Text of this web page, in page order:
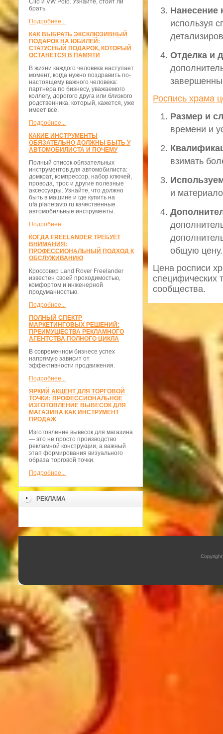
Clio и VW Polo. Узнайте, стоит ли
брать.
Подробнее...
КАК ВЫБРАТЬ ЭКСКЛЮЗИВНЫЙ
ПОДАРОК НА ЮБИЛЕЙ:
СТАТУСНЫЙ ПОДАРОК, КОТОРЫЙ
ОСТАНЕТСЯ В ПАМЯТИ
В жизни каждого человека наступает
момент, когда нужно поздравить по-
настоящему важного человека:
партнёра по бизнесу, уважаемого
коллегу, дорогого друга или близкого
родственника, который, кажется, уже
имеет всё.
Подробнее...
КАКИЕ ИНСТРУМЕНТЫ
ОБЯЗАТЕЛЬНО ДОЛЖНЫ БЫТЬ У
АВТОМОБИЛИСТА И ПОЧЕМУ
Полный список обязательных
инструментов для автомобилиста:
домкрат, компрессор, набор ключей,
провода, трос и другие полезные
аксессуары. Узнайте, что должно
быть в машине и где купить на
ufa.planetavto.ru качественные
автомобильные инструменты.
Подробнее...
КОГДА FREELANDER ТРЕБУЕТ
ВНИМАНИЯ:
ПРОФЕССИОНАЛЬНЫЙ ПОДХОД К
ОБСЛУЖИВАНИЮ
Кроссовер Land Rover Freelander
известен своей проходимостью,
комфортом и инженерной
продуманностью.
Подробнее...
ПОЛНЫЙ СПЕКТР
МАРКЕТИНГОВЫХ РЕШЕНИЙ:
ПРЕИМУЩЕСТВА РЕКЛАМНОГО
АГЕНТСТВА ПОЛНОГО ЦИКЛА
В современном бизнесе успех
напрямую зависит от
эффективности продвижения.
Подробнее...
ЯРКИЙ АКЦЕНТ ДЛЯ ТОРГОВОЙ
ТОЧКИ: ПРОФЕССИОНАЛЬНОЕ
ИЗГОТОВЛЕНИЕ ВЫВЕСОК ДЛЯ
МАГАЗИНА КАК ИНСТРУМЕНТ
ПРОДАЖ
Изготовление вывесок для магазина
— это не просто производство
рекламной конструкции, а важный
этап формирования визуального
образа торговой точки.
Подробнее...
РЕКЛАМА
Нанесение
используя
Отделка и
Роспись храма
Размер и
времени и
взимать
и
общую цену.
Цена росписи
специфических
сообщества.